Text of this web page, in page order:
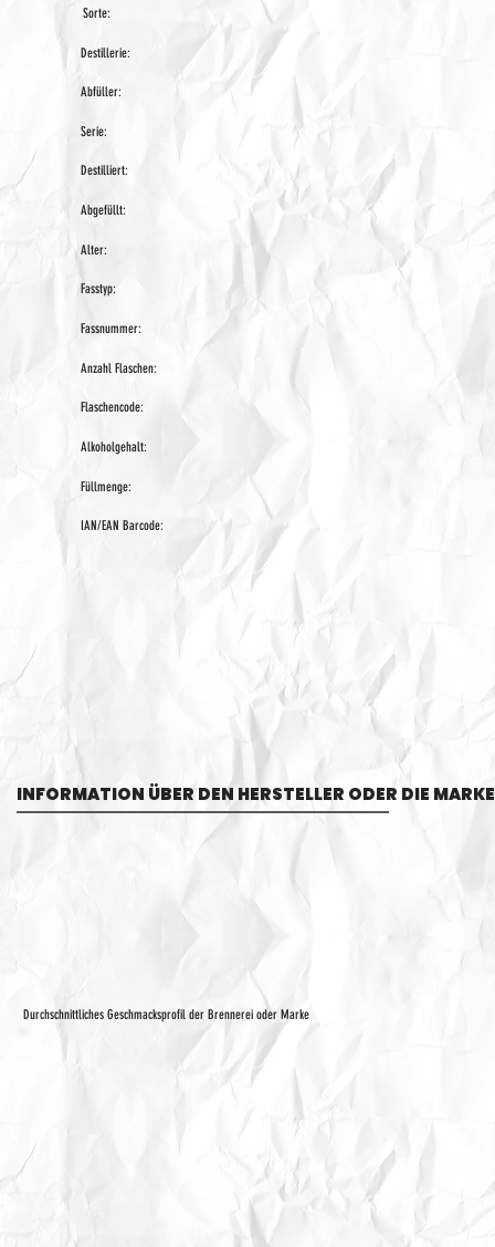
Durchschnittliches Geschmacksprofil der Brennerei oder Marke
Sorte:
Destillerie:
Abfüller:
Serie:
Destilliert:
Abgefüllt:
Alter:
Fasstyp:
Fassnummer:
Anzahl Flaschen:
Flaschencode:
Alkoholgehalt:
Füllmenge:
IAN/EAN Barcode:
INFORMATION ÜBER DEN HERSTELLER ODER DIE MARKE